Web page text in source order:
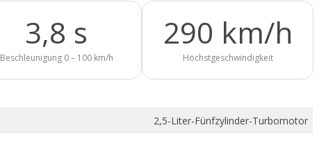
3,8 s
Beschleunigung 0 – 100 km/h
290 km/h
Höchstgeschwindigkeit
2,5-Liter-Fünfzylinder-Turbomotor